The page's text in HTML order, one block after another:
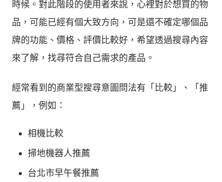
時候。對此階段的使用者來說，心裡對於想買的物
品，可能已經有個大致方向，可是還不確定哪個品
牌的功能、價格、評價比較好，希望透過搜尋內容
來了解，找尋符合自己需求的產品。
經常看到的商業型搜尋意圖問法有「比較」、「推
薦」，例如：
相機比較
掃地機器人推薦
台北市早午餐推薦